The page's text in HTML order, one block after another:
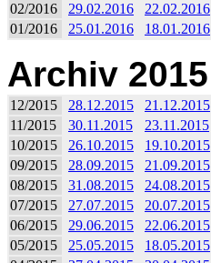
02/2016
29.02.2016 22.02.2016
01/2016
25.01.2016 18.01.2016
Archiv 2015
12/2015 28.12.2015 21.12.2015
11/2015
30.11.2015 23.11.2015
10/2015
26.10.2015 19.10.2015
09/2015
28.09.2015 21.09.2015
08/2015
31.08.2015 24.08.2015
07/2015
27.07.2015 20.07.2015
06/2015
29.06.2015 22.06.2015
05/2015
25.05.2015 18.05.2015